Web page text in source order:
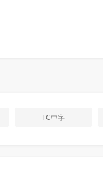
TC中字